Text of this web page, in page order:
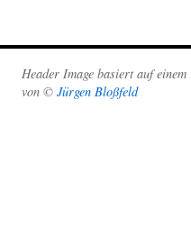
Header Image basiert auf einem
von © Jürgen Bloßfeld